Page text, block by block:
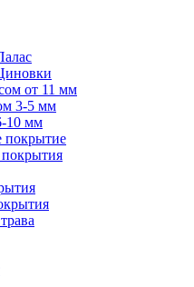
от 11 мм
3-5 мм
10 мм
покрытие